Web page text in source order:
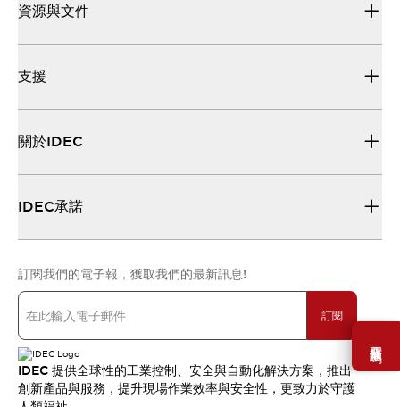
需要幫助嗎？
資源與文件
支援
關於IDEC
IDEC承諾
訂閱我們的電子報，獲取我們的最新訊息!
訂閱
IDEC 提供全球性的工業控制、安全與自動化解決方案，推出
創新產品與服務，提升現場作業效率與安全性，更致力於守護